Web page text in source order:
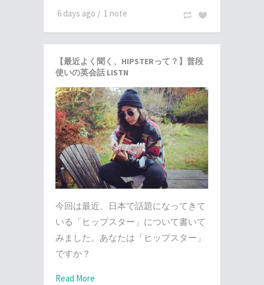
6 days ago / 1 note
【最近よく聞く、HIPSTERって？】普段
使いの英会話 LISTN
今回は最近、日本で話題になってきて
いる「ヒップスター」について書いて
みました。あなたは「ヒップスター」
ですか？
Read More